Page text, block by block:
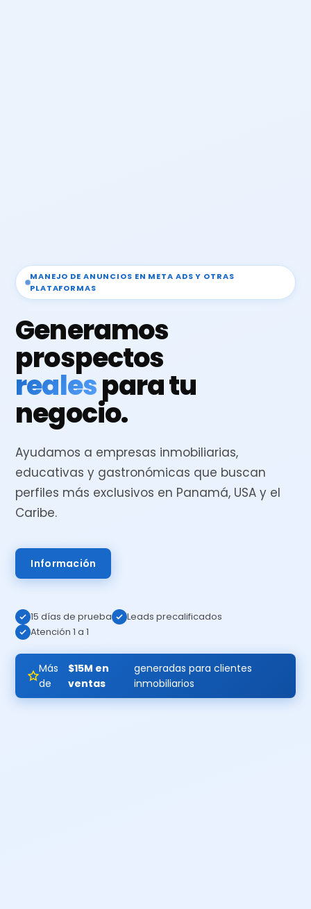
MANEJO DE ANUNCIOS EN META ADS Y OTRAS
PLATAFORMAS
Generamos
prospectos
realespara tu
negocio.
Ayudamos a empresas inmobiliarias,
educativas y gastronómicas que buscan
perfiles más exclusivos en Panamá, USA y el
Caribe.
Información
15 días de prueba
Leads precalificados
Atención 1 a 1
Más
de
$15M en
ventas
generadas para clientes
inmobiliarios